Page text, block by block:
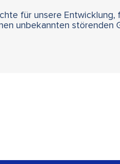
für unsere Entwicklung,
unbekannten störenden